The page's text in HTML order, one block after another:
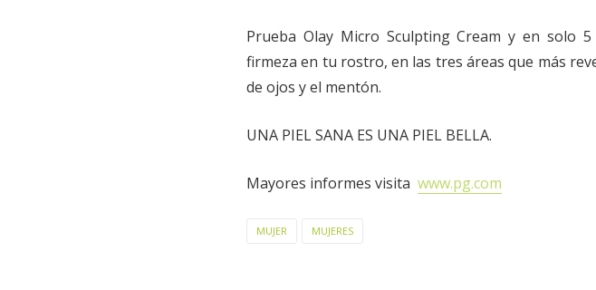
Prueba Olay Micro Sculpting Cream y en solo
firmeza en tu rostro, en las tres áreas que más
de ojos y el mentón.
UNA PIEL SANA ES UNA PIEL BELLA.
Mayores informes visita www.pg.com
MUJER MUJERES